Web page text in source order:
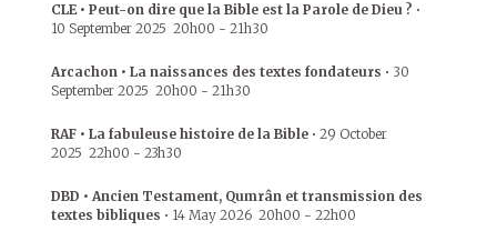
CLE • Peut-on dire que la Bible est la Parole de Dieu ? •
10 September 2025 20h00 - 21h30
Arcachon • La naissances des textes fondateurs • 30
September 2025 20h00 - 21h30
RAF • La fabuleuse histoire de la Bible • 29 October
2025 22h00 - 23h30
DBD • Ancien Testament, Qumrân et transmission des
textes bibliques • 14 May 2026 20h00 - 22h00